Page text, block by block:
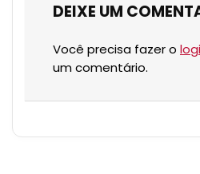
DEIXE UM
Você precisa fazer o
um comentário.